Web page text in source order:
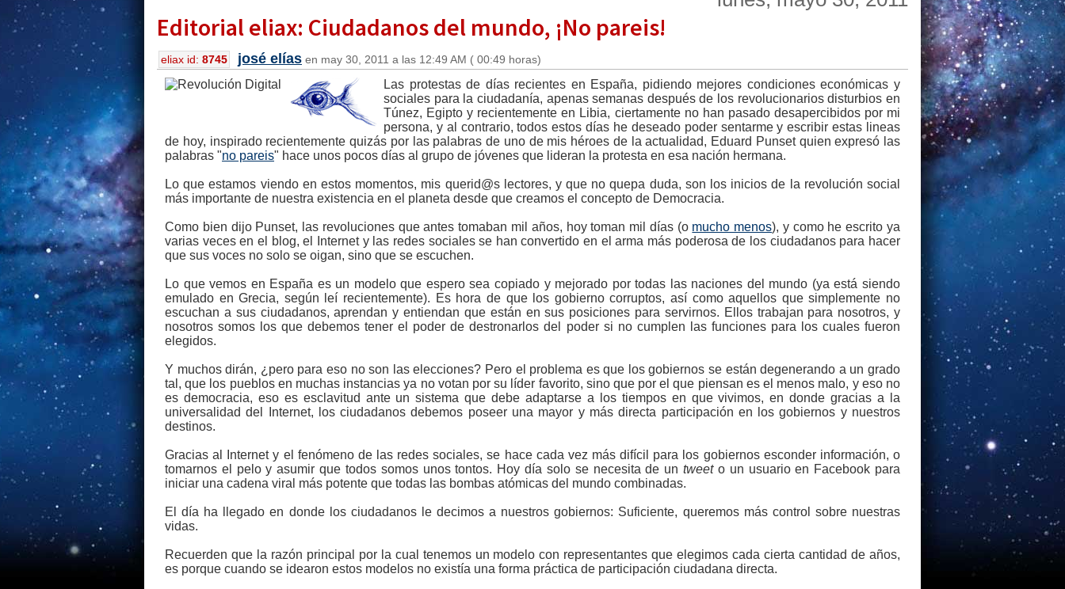
Editorial eliax: Ciudadanos del mundo, ¡No pareis!
eliax id: 8745 josé elías en may 30, 2011 a las 12:49 AM ( 00:49 horas)
Las protestas de días recientes en España, pidiendo mejores condiciones económicas y
sociales para la ciudadanía, apenas semanas después de los revolucionarios disturbios en
Túnez, Egipto y recientemente en Libia, ciertamente no han pasado desapercibidos por mi
persona, y al contrario, todos estos días he deseado poder sentarme y escribir estas lineas
de hoy, inspirado recientemente quizás por las palabras de uno de mis héroes de la actualidad, Eduard Punset quien expresó las
palabras "no pareis" hace unos pocos días al grupo de jóvenes que lideran la protesta en esa nación hermana.
Lo que estamos viendo en estos momentos, mis querid@s lectores, y que no quepa duda, son los inicios de la revolución social
más importante de nuestra existencia en el planeta desde que creamos el concepto de Democracia.
Como bien dijo Punset, las revoluciones que antes tomaban mil años, hoy toman mil días (o mucho menos), y como he escrito ya
varias veces en el blog, el Internet y las redes sociales se han convertido en el arma más poderosa de los ciudadanos para hacer
que sus voces no solo se oigan, sino que se escuchen.
Lo que vemos en España es un modelo que espero sea copiado y mejorado por todas las naciones del mundo (ya está siendo
emulado en Grecia, según leí recientemente). Es hora de que los gobierno corruptos, así como aquellos que simplemente no
escuchan a sus ciudadanos, aprendan y entiendan que están en sus posiciones para servirnos. Ellos trabajan para nosotros, y
nosotros somos los que debemos tener el poder de destronarlos del poder si no cumplen las funciones para los cuales fueron
elegidos.
Y muchos dirán, ¿pero para eso no son las elecciones? Pero el problema es que los gobiernos se están degenerando a un grado
tal, que los pueblos en muchas instancias ya no votan por su líder favorito, sino que por el que piensan es el menos malo, y eso no
es democracia, eso es esclavitud ante un sistema que debe adaptarse a los tiempos en que vivimos, en donde gracias a la
universalidad del Internet, los ciudadanos debemos poseer una mayor y más directa participación en los gobiernos y nuestros
destinos.
Gracias al Internet y el fenómeno de las redes sociales, se hace cada vez más difícil para los gobiernos esconder información, o
tomarnos el pelo y asumir que todos somos unos tontos. Hoy día solo se necesita de untweeto un usuario en Facebook para
iniciar una cadena viral más potente que todas las bombas atómicas del mundo combinadas.
El día ha llegado en donde los ciudadanos le decimos a nuestros gobiernos: Suficiente, queremos más control sobre nuestras
vidas.
Recuerden que la razón principal por la cual tenemos un modelo con representantes que elegimos cada cierta cantidad de años,
es porque cuando se idearon estos modelos no existía una forma práctica de participación ciudadana directa.